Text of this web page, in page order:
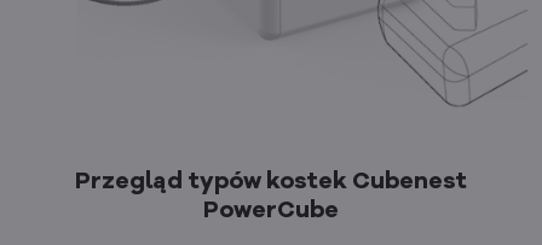
Przegląd typów kostek Cubenest
PowerCube